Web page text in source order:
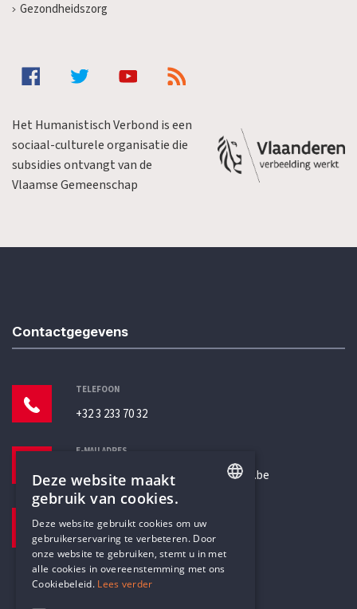
Gezondheidszorg
Het Humanistisch Verbond is een
sociaal-culturele organisatie die
subsidies ontvangt van de
Vlaamse Gemeenschap
Contactgegevens
TELEFOON
+32 3 233 70 32
E-MAILADRES
secretariaat@humanistischverbond.be
Pottenbrug 4
Antwerpen, 2000
DUTCH
Deze website maakt
gebruik van cookies.
Deze website gebruikt cookies om uw
gebruikerservaring te verbeteren. Door
onze website te gebruiken, stemt u in met
alle cookies in overeenstemming met ons
Cookiebeleid. Lees verder